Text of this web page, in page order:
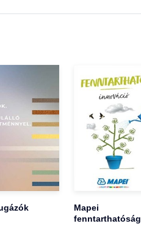
Mapei
fenntarthatóság